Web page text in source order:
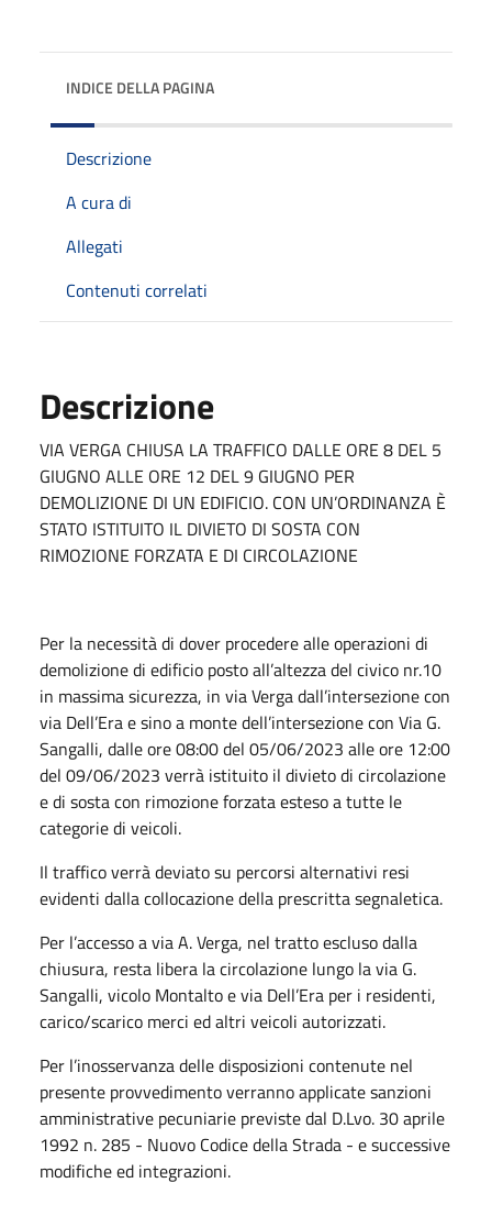
INDICE DELLA PAGINA
Descrizione
A cura di
Allegati
Contenuti correlati
Descrizione
VIA VERGA CHIUSA LA TRAFFICO DALLE ORE 8 DEL 5
GIUGNO ALLE ORE 12 DEL 9 GIUGNO PER
DEMOLIZIONE DI UN EDIFICIO. CON UN’ORDINANZA È
STATO ISTITUITO IL DIVIETO DI SOSTA CON
RIMOZIONE FORZATA E DI CIRCOLAZIONE
Per la necessità di dover procedere alle operazioni di
demolizione di edificio posto all’altezza del civico nr.10
in massima sicurezza, in via Verga dall’intersezione con
via Dell’Era e sino a monte dell’intersezione con Via G.
Sangalli, dalle ore 08:00 del 05/06/2023 alle ore 12:00
del 09/06/2023 verrà istituito il divieto di circolazione
e di sosta con rimozione forzata esteso a tutte le
categorie di veicoli.
Il traffico verrà deviato su percorsi alternativi resi
evidenti dalla collocazione della prescritta segnaletica.
Per l’accesso a via A. Verga, nel tratto escluso dalla
chiusura, resta libera la circolazione lungo la via G.
Sangalli, vicolo Montalto e via Dell’Era per i residenti,
carico/scarico merci ed altri veicoli autorizzati.
Per l’inosservanza delle disposizioni contenute nel
presente provvedimento verranno applicate sanzioni
amministrative pecuniarie previste dal D.Lvo. 30 aprile
1992 n. 285 - Nuovo Codice della Strada - e successive
modifiche ed integrazioni.